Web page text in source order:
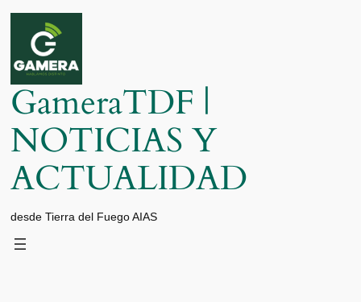
Saltar
contenido
GameraTDF |
NOTICIAS Y
ACTUALIDAD
desde Tierra del Fuego AIAS